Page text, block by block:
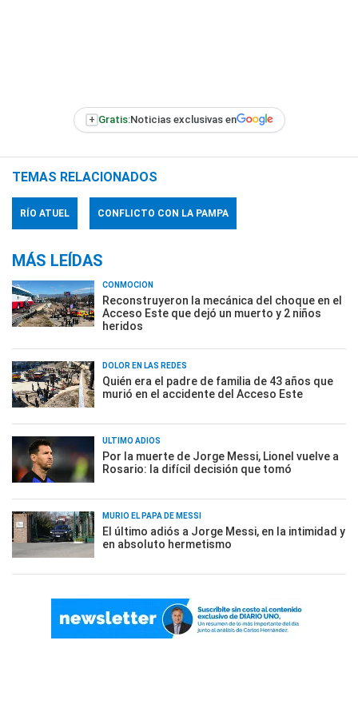
+ Gratis:Noticias exclusivas en
TEMAS RELACIONADOS
RÍO ATUEL CONFLICTO CON LA PAMPA
MÁS LEÍDAS
CONMOCIÓN
Reconstruyeron la mecánica del choque en el
Acceso Este que dejó un muerto y 2 niños
heridos
DOLOR EN LAS REDES
Quién era el padre de familia de 43 años que
murió en el accidente del Acceso Este
ÚLTIMO ADIÓS
Por la muerte de Jorge Messi, Lionel vuelve a
Rosario: la difícil decisión que tomó
MURIÓ EL PAPÁ DE MESSI
El último adiós a Jorge Messi, en la intimidad y
en absoluto hermetismo